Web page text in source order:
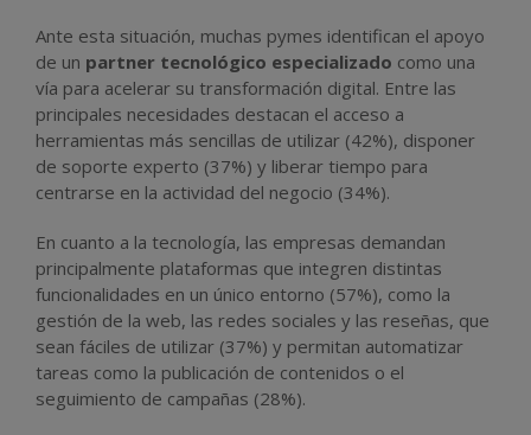
Ante esta situación, muchas pymes identifican el apoyo
de un partner tecnológico especializado como una
vía para acelerar su transformación digital. Entre las
principales necesidades destacan el acceso a
herramientas más sencillas de utilizar (42%), disponer
de soporte experto (37%) y liberar tiempo para
centrarse en la actividad del negocio (34%).
En cuanto a la tecnología, las empresas demandan
principalmente plataformas que integren distintas
funcionalidades en un único entorno (57%), como la
gestión de la web, las redes sociales y las reseñas, que
sean fáciles de utilizar (37%) y permitan automatizar
tareas como la publicación de contenidos o el
seguimiento de campañas (28%).